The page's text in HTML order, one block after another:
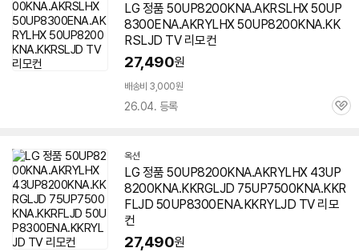
LG 정품 50UP8200KNA.AKRSLHX 50UP
8300ENA.AKRYLHX 50UP8200KNA.KK
RSLJD TV 리모컨
27,490원
배송비 3,000원
26.04. 등록
관
옥션
LG 정품 50UP8200KNA.AKRYLHX 43UP
8200KNA.KKRGLJD 75UP7500KNA.KKR
FLJD 50UP8300ENA.KKRYLJD TV 리모
컨
27,490원